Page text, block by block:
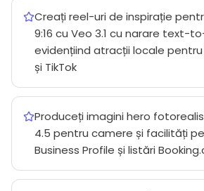
Creați reel-uri de inspirație
9:16 cu Veo 3.1 cu narare text-
evidențiind atracții locale
și TikTok
Produceți imagini hero
4.5 pentru camere și facilități
Business Profile și listări